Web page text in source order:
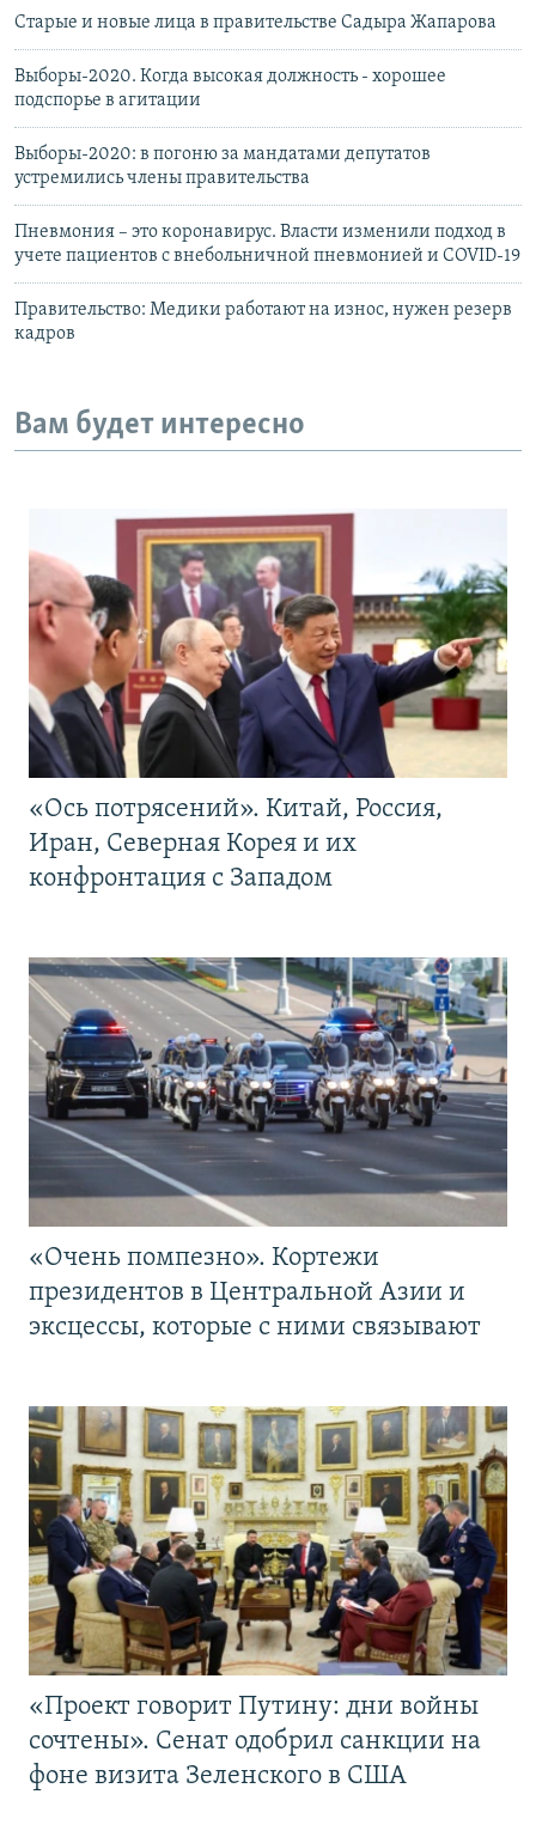
Старые и новые лица в правительстве Садыра Жапарова
Выборы-2020. Когда высокая должность - хорошее
подспорье в агитации
Выборы-2020: в погоню за мандатами депутатов
устремились члены правительства
Пневмония – это коронавирус. Власти изменили подход в
учете пациентов с внебольничной пневмонией и COVID-19
Правительство: Медики работают на износ, нужен резерв
кадров
Вам будет интересно
«Ось потрясений». Китай, Россия,
Иран, Северная Корея и их
конфронтация с Западом
«Очень помпезно». Кортежи
президентов в Центральной Азии и
эксцессы, которые с ними связывают
«Проект говорит Путину: дни войны
сочтены». Сенат одобрил санкции на
фоне визита Зеленского в США